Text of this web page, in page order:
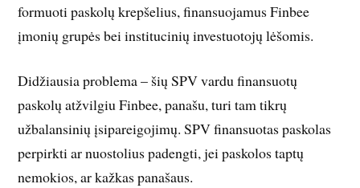
formuoti paskolų krepšelius, finansuojamus Finbee
įmonių grupės bei institucinių investuotojų lėšomis.
Didžiausia problema – šių SPV vardu finansuotų
paskolų atžvilgiu Finbee, panašu, turi tam tikrų
užbalansinių įsipareigojimų. SPV finansuotas paskolas
perpirkti ar nuostolius padengti, jei paskolos taptų
nemokios, ar kažkas panašaus.